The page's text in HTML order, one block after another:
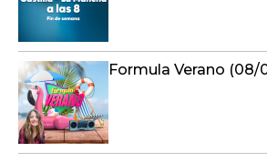
Formula Verano (08/